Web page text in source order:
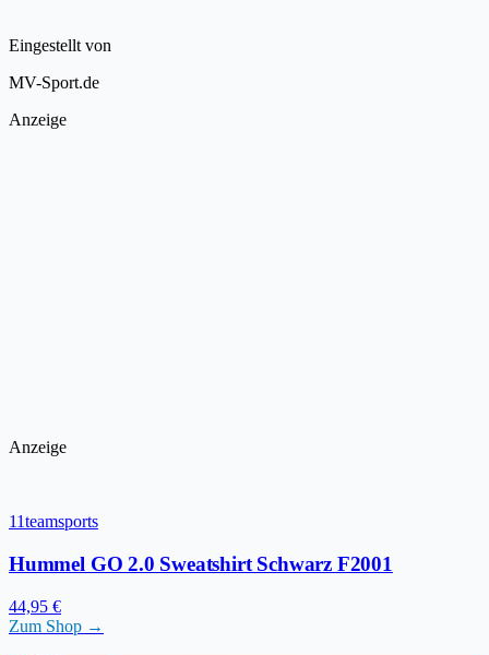
Eingestellt von
MV-Sport.de
Anzeige
Anzeige
11teamsports
Hummel GO 2.0 Sweatshirt Schwarz F2001
44,95 €
Zum Shop →